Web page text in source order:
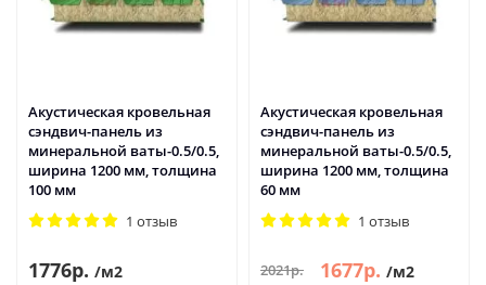
Акустическая кровельная
сэндвич-панель из
минеральной ваты-0.5/0.5,
ширина 1200 мм, толщина
100 мм
1 отзыв
1776р. /м2
Акустическая кровельная
сэндвич-панель из
минеральной ваты-0.5/0.5,
ширина 1200 мм, толщина
60 мм
1 отзыв
2021р. 1677р. /м2